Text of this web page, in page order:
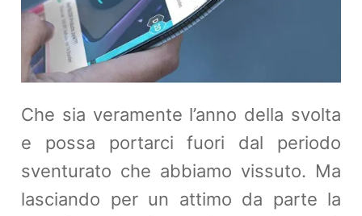
Che sia veramente l’anno della svolta
e possa portarci fuori dal periodo
sventurato che abbiamo vissuto. Ma
lasciando per un attimo da parte la